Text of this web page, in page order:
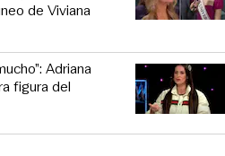
de Viviana
Adriana
figura del